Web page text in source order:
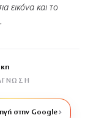
εικόνα και το
στην Google